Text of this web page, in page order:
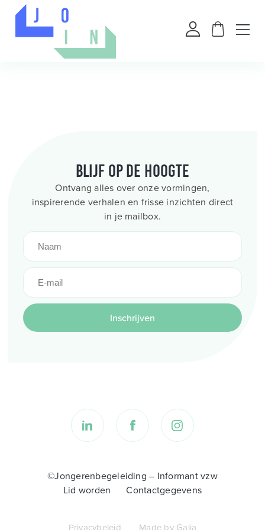
Blijf op de hoogte
Ontvang alles over onze vormingen,
inspirerende verhalen en frisse inzichten direct
in je mailbox.
Inschrijven
©Jongerenbegeleiding – Informant vzw
Lid worden
Contactgegevens
Privacybeleid Made by Galia